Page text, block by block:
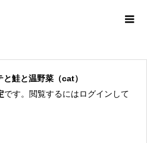
鮭と温野菜（cat）
です。閲覧するにはログインして